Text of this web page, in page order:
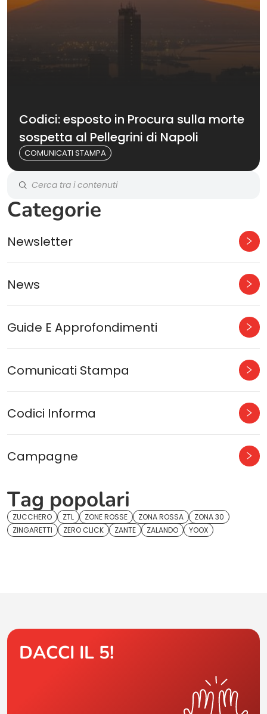
Codici: esposto in Procura sulla morte
sospetta al Pellegrini di Napoli
COMUNICATI STAMPA
Categorie
Newsletter
News
Guide E Approfondimenti
Comunicati Stampa
Codici Informa
Campagne
Tag popolari
ZUCCHERO ZTL ZONE ROSSE ZONA ROSSA
ZONA 30
ZINGARETTI
ZERO CLICK ZANTE ZALANDO YOOX
DACCI IL 5!